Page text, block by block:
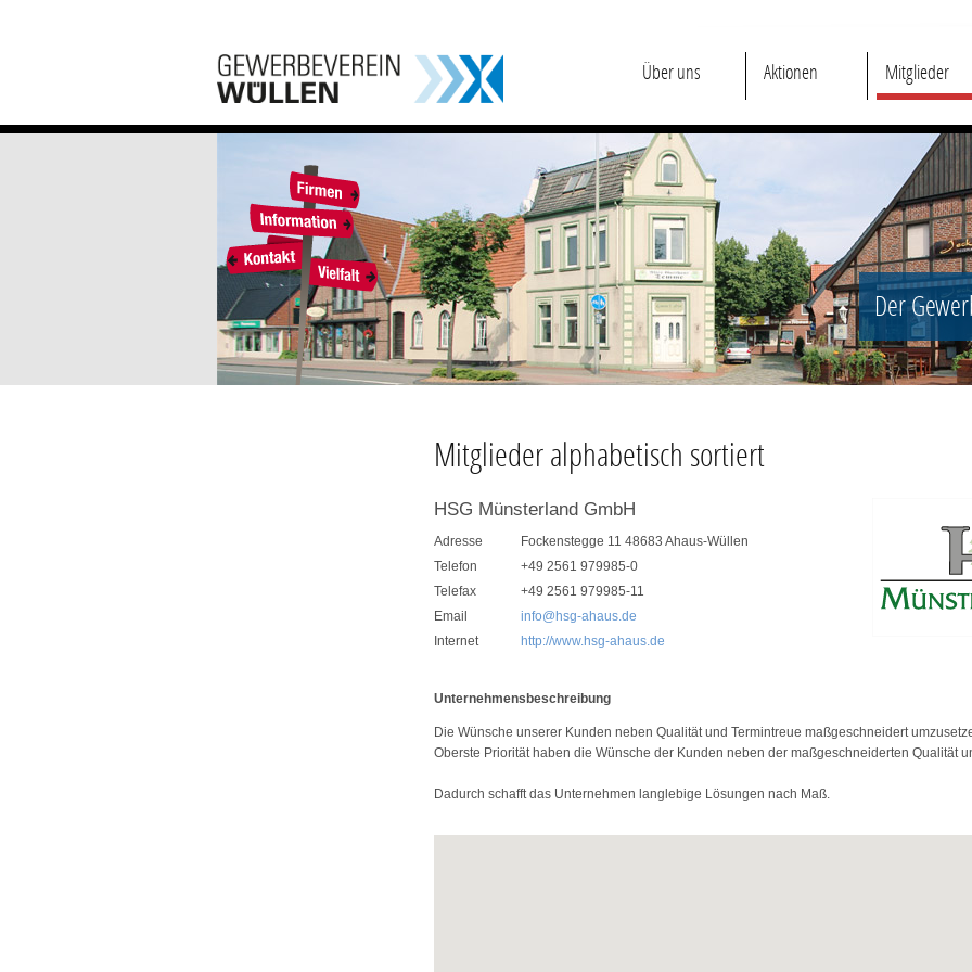
Über uns Aktionen Mitglieder
Der
Mitglieder alphabetisch sortiert
HSG Münsterland GmbH
Adresse
Fockenstegge 11 48683 Ahaus-Wüllen
Telefon
+49 2561 979985-0
Telefax
+49 2561 979985-11
Email
info@hsg-ahaus.de
Internet
http://www.hsg-ahaus.de
Unternehmensbeschreibung
Die Wünsche unserer Kunden neben Qualität und Termintreue maßgeschneidert
Oberste Priorität haben die Wünsche der Kunden neben der maßgeschneiderten Qualität
Dadurch schafft das Unternehmen langlebige Lösungen nach Maß.